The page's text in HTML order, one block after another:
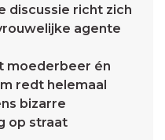
discussie richt zich
agente
moederbeer én
redt helemaal
bizarre
op straat